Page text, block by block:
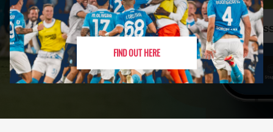
FIND OUT HERE